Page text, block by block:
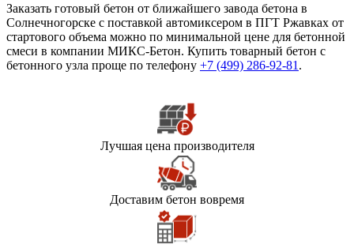
Заказать готовый бетон от ближайшего завода бетона в
Солнечногорске с поставкой автомиксером в ПГТ Ржавках от
стартового объема можно по минимальной цене для бетонной
смеси в компании МИКС-Бетон. Купить товарный бетон с
бетонного узла проще по телефону +7 (499) 286-92-81 .
Лучшая цена производителя
Доставим бетон вовремя